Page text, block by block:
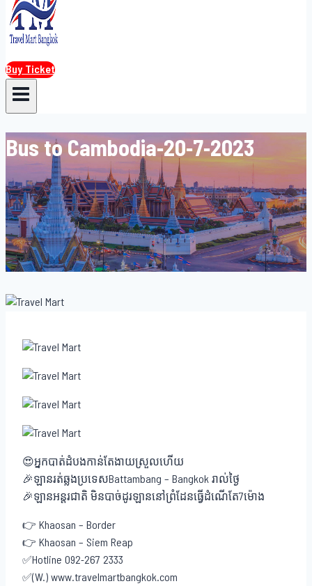
Buy Ticket
Bus to Cambodia-20-7-2023
😍អ្នកបាត់ដំបងកាន់តែងាយស្រួលហើយ
🎉ឡានរត់ឆ្លងប្រទេសBattambang – Bangkok រាល់ថ្ងៃ
🎉ឡានអន្តរជាតិ មិនបាច់ដូរឡាននៅព្រំដែនធ្វើដំណើតែ7ម៉ោង
👉 Khaosan – Border
👉 Khaosan – Siem Reap
✅Hotline 092-267 2333
✅(W.) www.travelmartbangkok.com